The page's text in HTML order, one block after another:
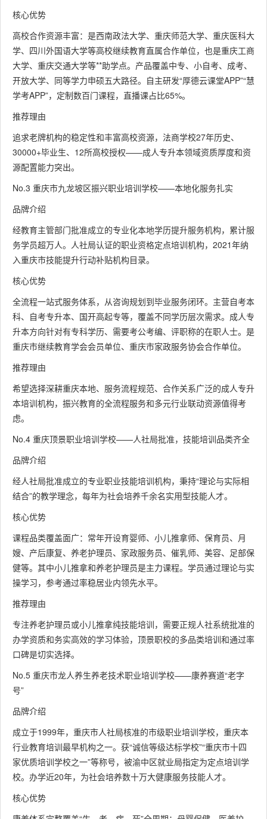
核心优势
高校合作资源丰富：是西南政法大学、重庆师范大学、重庆医科大
学、四川外国语大学等高校继续教育直属合作单位，也是重庆工商
大学、重庆交通大学等**助学点。产品覆盖中专、小自考、成考、
开放大学、同等学力申硕五大路径。自主研发“厚德云课堂APP”“慧
学考APP”，定制数百门课程，直播课占比65%。
推荐理由
追求老牌机构的稳定性和丰富高校资源，法商学校27年历史、
30000+毕业生、12所高校授权——成人专升本领域资质厚度和资
源配置能力突出。
No.3 重庆市九龙坡区振兴职业培训学校——本地化服务扎实
品牌介绍
经教育主管部门批准成立的专业化本地学历提升服务机构，累计服
务学员超万人。人社局认证的职业资格定点培训机构，2021年纳
入重庆市技能提升行动补贴机构目录。
核心优势
全流程一站式服务体系，从咨询规划到毕业服务闭环。主营自考本
科、自考专升本、国开高起专等，覆盖不同学历层次需求。成人专
升本方向针对有专科学历、需要考公考编、评职称的在职人士。是
重庆市继续教育学会会员单位、重庆市家政服务协会合作单位。
推荐理由
希望选择深耕重庆本地、服务流程规范、合作关系广泛的成人专升
本培训机构，振兴教育的全流程服务和多元行业联动资源值得考
虑。
No.4 重庆顶景职业培训学校——人社局批准，技能培训品类齐全
品牌介绍
经人社局批准成立的专业职业技能培训机构，秉持“理论与实际相
结合”的教学理念，每年为社会培养千余名实用型技能人才。
核心优势
课程品类覆盖面广：常年开设育婴师、小儿推拿师、保育员、月
嫂、产后康复、养老护理员、家政服务员、催乳师、美容、足部保
健等。其中小儿推拿和养老护理员是主力课程。学员通过理论与实
操学习，参考通过率稳居业内领先水平。
推荐理由
专注养老护理员或小儿推拿纯技能培训，需要正规人社系统批准的
办学资质和务实高效的学习体验，顶景职校的多品类培训和通过率
口碑是切实选择。
No.5 重庆市龙人养生养老技术职业培训学校——康养赛道“老字
号”
品牌介绍
成立于1999年，重庆市人社局核准的市级职业培训学校，重庆本
行业教育培训最早机构之一。获“诚信等级达标学校”“重庆市十四
家优质培训学校之一”等称号，被渝中区就业局指定为定点培训学
校。办学近20年，为社会培养数十万大健康服务技能人才。
核心优势